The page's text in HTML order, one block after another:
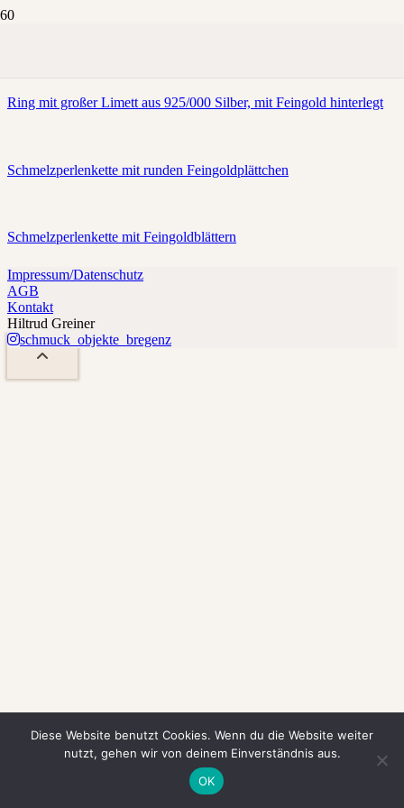
Ring mit großer Limett aus 925/000 Silber, mit Feingold hinterlegt
Schmelzperlenkette mit runden Feingoldplättchen
Schmelzperlenkette mit Feingoldblättern
Impressum/Datenschutz
AGB
Kontakt
Hiltrud Greiner
schmuck_objekte_bregenz
Diese Website benutzt Cookies. Wenn du die Website weiter
nutzt, gehen wir von deinem Einverständnis aus.
OK